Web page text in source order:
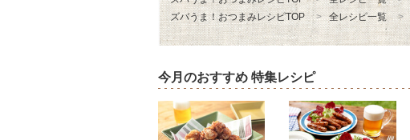
ズバうま！おつまみレシピTOP
全レシピ一覧
今月のおすすめ 特集レシピ